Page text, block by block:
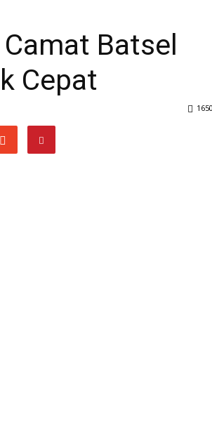
Batsel
Cepat
1650